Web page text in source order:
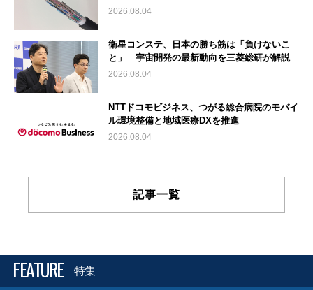
2026.08.04
衛星コンステ、日本の勝ち筋は「負けないこ
と」 宇宙開発の最新動向を三菱総研が解説
2026.08.04
NTTドコモビジネス、つがる総合病院のモバイ
ル環境整備と地域医療DXを推進
2026.08.04
記事一覧
FEATURE 特集